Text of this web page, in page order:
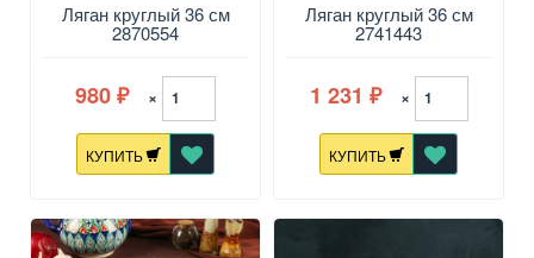
Ляган круглый 36 см
2870554
980 ₽ ×
КУПИТЬ
Ляган круглый 36 см
2741443
1 231 ₽ ×
КУПИТЬ